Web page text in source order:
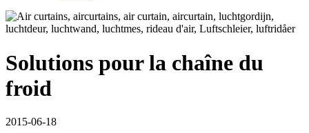
Solutions pour la chaîne du
froid
2015-06-18